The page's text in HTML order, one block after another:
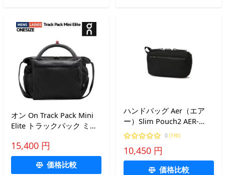
オン On Track Pack Mini
Elite トラックパック ミニ
ョルダーバッグ 肩掛けバ
ッグ 鞄 お出かけ 通勤 通
学 2UF30520761
15,400 円
価格比較
ハンドバッグ Aer（エア
ー）Slim Pouch2 AER-
21062
0 (1件)
10,450 円
価格比較